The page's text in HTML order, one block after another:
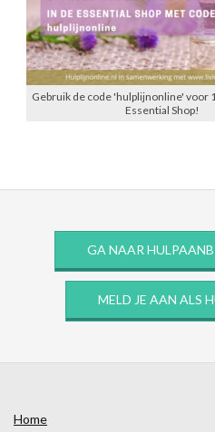
Gebruik de code 'hulplijnonline' voor
Essential Shop!
GA NAAR
MELD JE AAN ALS
Home